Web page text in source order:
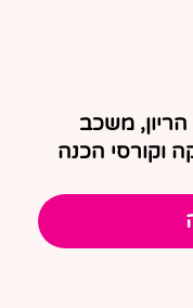
הריון, משכב
וקורסי הכנה